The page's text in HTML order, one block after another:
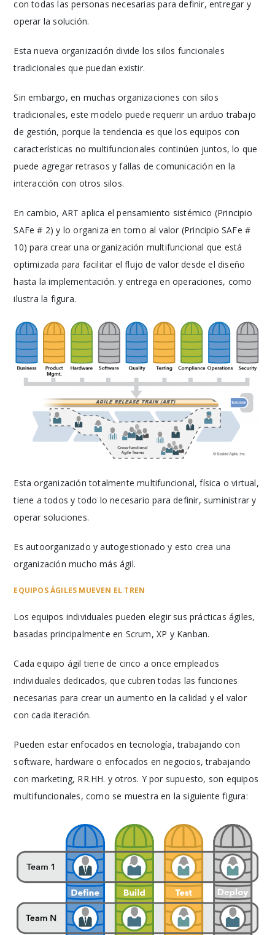
con todas las personas necesarias para definir, entregar y
operar la solución.
Esta nueva organización divide los silos funcionales
tradicionales que puedan existir.
Sin embargo, en muchas organizaciones con silos
tradicionales, este modelo puede requerir un arduo trabajo
de gestión, porque la tendencia es que los equipos con
características no multifuncionales continúen juntos, lo que
puede agregar retrasos y fallas de comunicación en la
interacción con otros silos.
En cambio, ART aplica el pensamiento sistémico (Principio
SAFe # 2) y lo organiza en torno al valor (Principio SAFe #
10) para crear una organización multifuncional que está
optimizada para facilitar el flujo de valor desde el diseño
hasta la implementación. y entrega en operaciones, como
ilustra la figura.
Esta organización totalmente multifuncional, física o virtual,
tiene a todos y todo lo necesario para definir, suministrar y
operar soluciones.
Es autoorganizado y autogestionado y esto crea una
organización mucho más ágil.
EQUIPOS ÁGILES MUEVEN EL TREN
Los equipos individuales pueden elegir sus prácticas ágiles,
basadas principalmente en Scrum, XP y Kanban.
Cada equipo ágil tiene de cinco a once empleados
individuales dedicados, que cubren todas las funciones
necesarias para crear un aumento en la calidad y el valor
con cada iteración.
Pueden estar enfocados en tecnología, trabajando con
software, hardware o enfocados en negocios, trabajando
con marketing, RR.HH. y otros. Y por supuesto, son equipos
multifuncionales, como se muestra en la siguiente figura: